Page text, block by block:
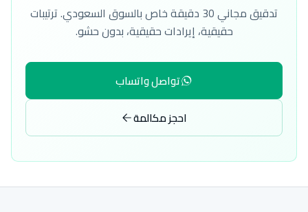
تدقيق مجاني 30 دقيقة خاص بالسوق السعودي. ترتيبات
حقيقية، إيرادات حقيقية، بدون حشو.
تواصل واتساب
احجز مكالمة